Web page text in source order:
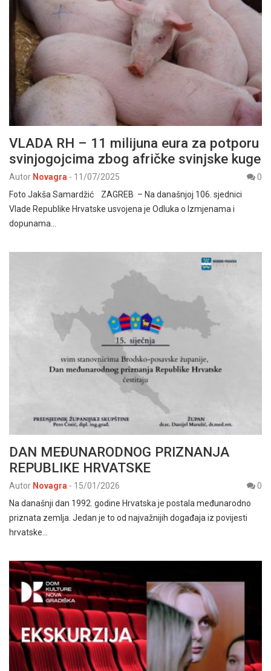
VLADA RH – 11 milijuna eura za potporu
svinjogojcima zbog afričke svinjske kuge
Autor Novagra - 11/07/2025
0
Foto Jakša Samardžić ZAGREB – Na današnjoj 106. sjednici
Vlade Republike Hrvatske usvojena je Odluka o Izmjenama i
dopunama…
DAN MEĐUNARODNOG PRIZNANJA
REPUBLIKE HRVATSKE
Autor Novagra - 15/01/2026
0
Na današnji dan 1992. godine Hrvatska je postala međunarodno
priznata zemlja. Jedan je to od najvažnijih događaja iz povijesti
hrvatske…